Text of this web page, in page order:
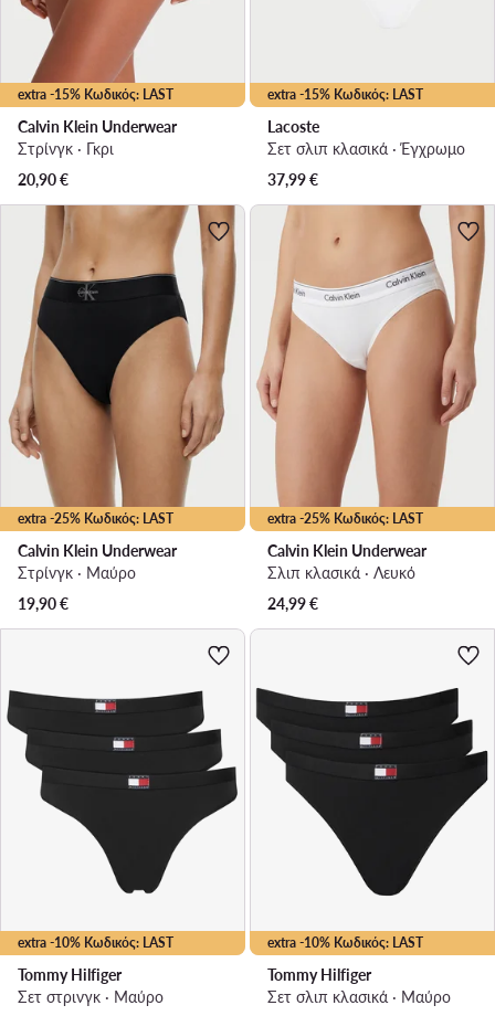
extra -15% Κωδικός: LAST
Calvin Klein Underwear
Στρίνγκ · Γκρι
20,90€
extra -15% Κωδικός: LAST
Lacoste
Σετ σλιπ κλασικά · Έγχρωμο
37,99€
extra -25% Κωδικός: LAST
Calvin Klein Underwear
Στρίνγκ · Μαύρο
19,90€
extra -25% Κωδικός: LAST
Calvin Klein Underwear
Σλιπ κλασικά · Λευκό
24,99€
extra -10% Κωδικός: LAST
Tommy Hilfiger
Σετ στρινγκ · Μαύρο
extra -10% Κωδικός: LAST
Tommy Hilfiger
Σετ σλιπ κλασικά · Μαύρο